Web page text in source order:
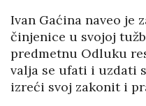
Ivan Gaćina naveo je
činjenice u svojoj
predmetnu Odluku
valja se ufati i uzdati
izreći svoj zakonit i